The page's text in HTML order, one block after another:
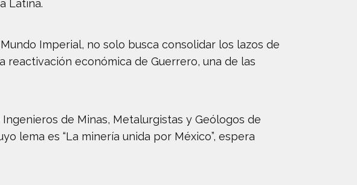
Latina.
Imperial, no solo busca consolidar los lazos de
económica de Guerrero, una de las
de Minas, Metalurgistas y Geólogos de
lema es “La minería unida por México”, espera